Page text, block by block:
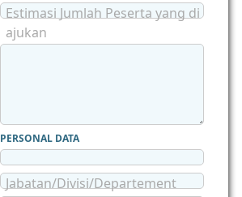
Estimasi Jumlah Peserta yang di
ajukan
PERSONAL DATA
Jabatan/Divisi/Departement